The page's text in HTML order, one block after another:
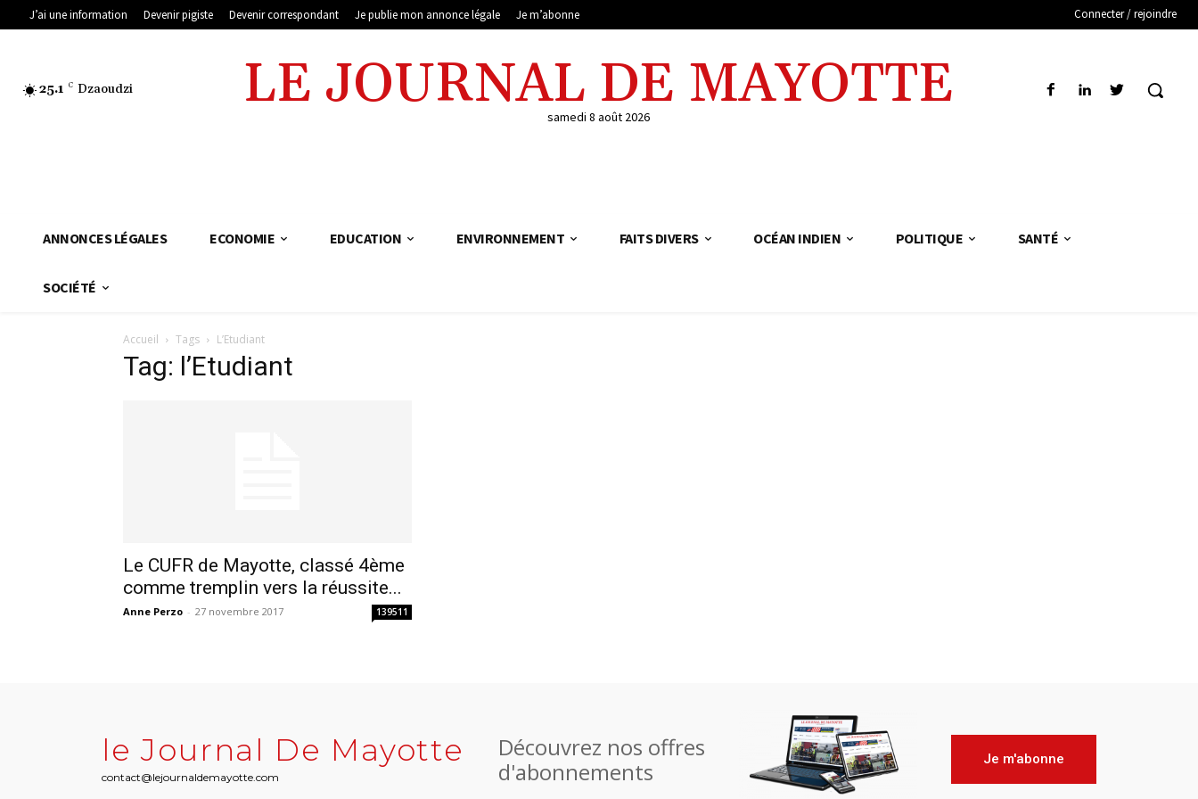
J’ai une information Devenir pigiste Devenir correspondant Je publie mon annonce légale Je m’abonne Connecter / rejoindre
25.1 C Dzaoudzi LE JOURNAL DE MAYOTTE
samedi 8 août 2026
ANNONCES LÉGALES ECONOMIE EDUCATION ENVIRONNEMENT FAITS DIVERS OCÉAN INDIEN POLITIQUE SANTÉ
SOCIÉTÉ
Accueil Tags L’Etudiant
Tag: l’Etudiant
Le CUFR de Mayotte, classé 4ème
comme tremplin vers la réussite...
Anne Perzo - 27 novembre 2017 139511
le Journal De Mayotte
contact@lejournaldemayotte.com
Découvrez nos offres
d'abonnements
Je m'abonne